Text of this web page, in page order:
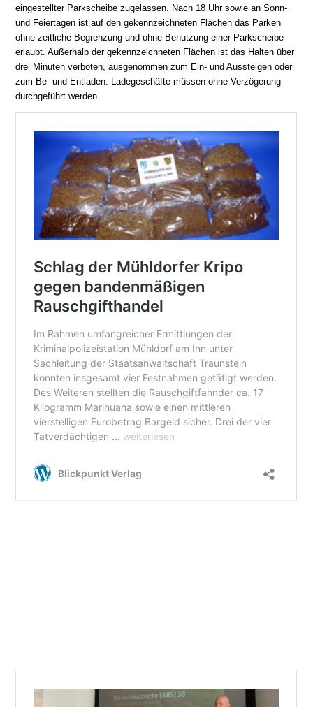
eingestellter Parkscheibe zugelassen. Nach 18 Uhr sowie an Sonn-
und Feiertagen ist auf den gekennzeichneten Flächen das Parken
ohne zeitliche Begrenzung und ohne Benutzung einer Parkscheibe
erlaubt. Außerhalb der gekennzeichneten Flächen ist das Halten über
drei Minuten verboten, ausgenommen zum Ein- und Aussteigen oder
zum Be- und Entladen. Ladegeschäfte müssen ohne Verzögerung
durchgeführt werden.